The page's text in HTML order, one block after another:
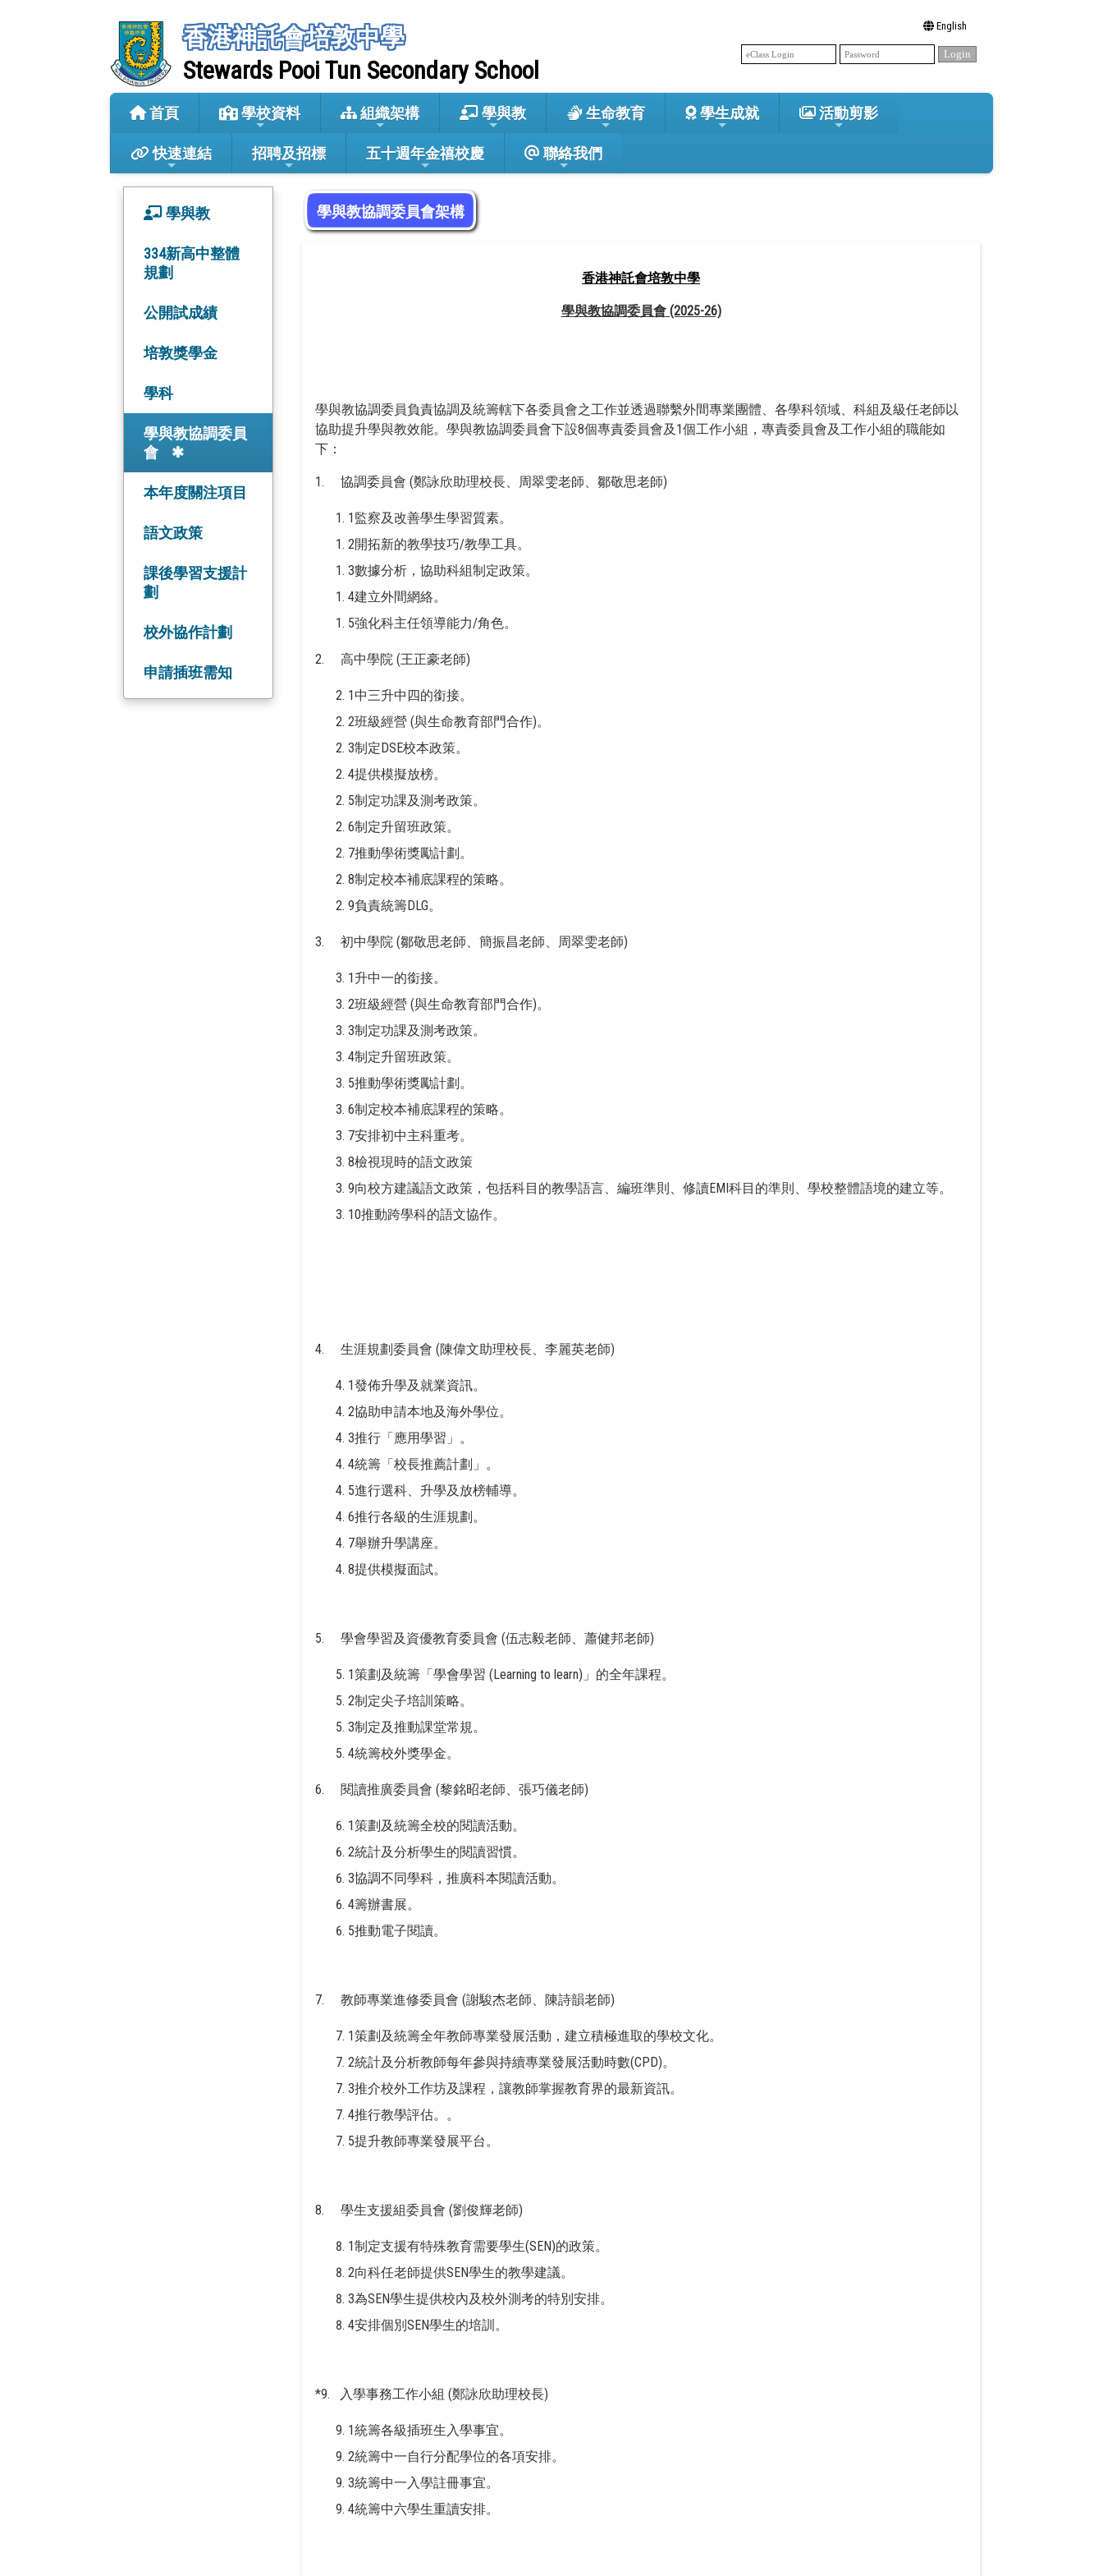
香港神託會培敦中學
Stewards Pooi Tun Secondary School
English
首頁 學校資料 組織架構 學與教 生命教育 學生成就 活動剪影
快速連結 招聘及招標 五十週年金禧校慶 聯絡我們
學與教
334新高中整體
規劃
公開試成績
培敦獎學金
學科
學與教協調委員
會
本年度關注項目
語文政策
課後學習支援計
劃
校外協作計劃
申請插班需知
學與教協調委員會架構
香港神託會培敦中學
學與教協調委員會(2025-26)
學與教協調委員負責協調及統籌轄下各委員會之工作並透過聯繫外間專業團體、各學科領域、科組及級任老師以
協助提升學與教效能。學與教協調委員會下設8個專責委員會及1個工作小組，專責委員會及工作小組的職能如
下：
1. 協調委員會 (鄭詠欣助理校長、周翠雯老師、鄒敬思老師)
1監察及改善學生學習質素。
2開拓新的教學技巧/教學工具。
3數據分析，協助科組制定政策。
4建立外間網絡。
5強化科主任領導能力/角色。
2. 高中學院 (王正豪老師)
1中三升中四的銜接。
2班級經營 (與生命教育部門合作)。
3制定DSE校本政策。
4提供模擬放榜。
5制定功課及測考政策。
6制定升留班政策。
7推動學術獎勵計劃。
8制定校本補底課程的策略。
9負責統籌DLG。
3. 初中學院 (鄒敬思老師、簡振昌老師、周翠雯老師)
1升中一的銜接。
2班級經營 (與生命教育部門合作)。
3制定功課及測考政策。
4制定升留班政策。
5推動學術獎勵計劃。
6制定校本補底課程的策略。
7安排初中主科重考。
8檢視現時的語文政策
9向校方建議語文政策，包括科目的教學語言、編班準則、修讀EMI科目的準則、學校整體語境的建立等。
10推動跨學科的語文協作。
4. 生涯規劃委員會 (陳偉文助理校長、李麗英老師)
1發佈升學及就業資訊。
2協助申請本地及海外學位。
3推行「應用學習」。
4統籌「校長推薦計劃」。
5進行選科、升學及放榜輔導。
6推行各級的生涯規劃。
7舉辦升學講座。
8提供模擬面試。
5. 學會學習及資優教育委員會 (伍志毅老師、蕭健邦老師)
1策劃及統籌「學會學習 (Learning to learn)」的全年課程。
2制定尖子培訓策略。
3制定及推動課堂常規。
4統籌校外獎學金。
6. 閱讀推廣委員會 (黎銘昭老師、張巧儀老師)
1策劃及統籌全校的閱讀活動。
2統計及分析學生的閱讀習慣。
3協調不同學科，推廣科本閱讀活動。
4籌辦書展。
5推動電子閱讀。
7. 教師專業進修委員會 (謝駿杰老師、陳詩韻老師)
1策劃及統籌全年教師專業發展活動，建立積極進取的學校文化。
2統計及分析教師每年參與持續專業發展活動時數(CPD)。
3推介校外工作坊及課程，讓教師掌握教育界的最新資訊。
4推行教學評估。。
5提升教師專業發展平台。
8. 學生支援組委員會 (劉俊輝老師)
1制定支援有特殊教育需要學生(SEN)的政策。
2向科任老師提供SEN學生的教學建議。
3為SEN學生提供校內及校外測考的特別安排。
4安排個別SEN學生的培訓。
*9. 入學事務工作小組 (鄭詠欣助理校長)
1統籌各級插班生入學事宜。
2統籌中一自行分配學位的各項安排。
3統籌中一入學註冊事宜。
4統籌中六學生重讀安排。